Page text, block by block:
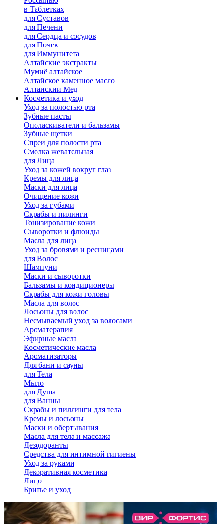
в Таблетках
для Cуставов
для Печени
для Сердца и сосудов
для Почек
для Иммунитета
Алтайские экстракты
Мумиё алтайское
Алтайское каменное масло
Алтайский Мёд
Косметика и уход
Уход за полостью рта
Зубные пасты
Ополаскиватели и бальзамы
Зубные щетки
Спреи для полости рта
Смолка жевательная
для Лица
Уход за кожей вокруг глаз
Кремы для лица
Маски для лица
Очищение кожи
Уход за губами
Скрабы и пилинги
Тонизирование кожи
Сыворотки и флюиды
Масла для лица
Уход за бровями и ресницами
для Волос
Шампуни
Маски и сыворотки
Бальзамы и кондиционеры
Скрабы для кожи головы
Масла для волос
Лосьоны для волос
Несмываемый уход за волосами
Ароматерапия
Эфирные масла
Косметические масла
Ароматизаторы
Для бани и сауны
для Тела
Мыло
для Душа
для Ванны
Скрабы и пиллинги для тела
Кремы и лосьоны
Маски и обертывания
Масла для тела и массажа
Дезодоранты
Средства для интимной гигиены
Уход за руками
Декоративная косметика
Лицо
Бритье и уход